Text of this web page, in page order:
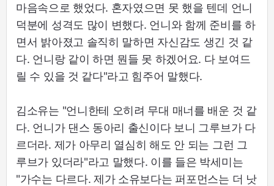
마음속으로 했었다. 혼자였으면 못 했을 텐데 언니
덕분에 성격도 많이 변했다. 언니와 함께 준비를 하
면서 밝아졌고 솔직히 말하면 자신감도 생긴 것 같
다. 언니랑 같이 하면 뭔들 못 하겠어요. 다 보여드
릴 수 있을 것 같다"라고 힘주어 말했다.
김소유는 "언니한테 오히려 무대 매너를 배운 것 같
다. 언니가 댄스 동아리 출신이다 보니 그루브가 다
르더라. 제가 아무리 열심히 해도 안 되는 그런 그
루브가 있더라"라고 말했다. 이를 들은 박세미는
"가수는 다르다. 제가 소유보다는 퍼포먼스는 더 낫